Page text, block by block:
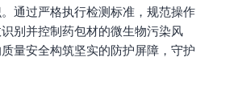
通过严格执行检测标准，规范操作
别并控制药包材的微生物污染风
量安全构筑坚实的防护屏障，守护